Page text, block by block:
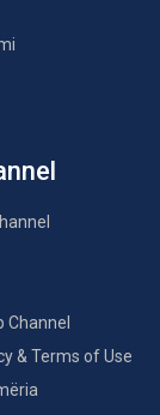
Channel
& Terms of Use